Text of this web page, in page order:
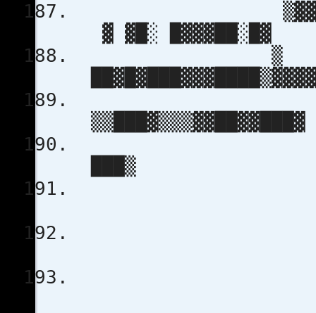
▒▓▓▓
▓ ▓█░
▒